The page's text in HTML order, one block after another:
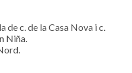
de c. de la Casa Nova i c.
Niña.